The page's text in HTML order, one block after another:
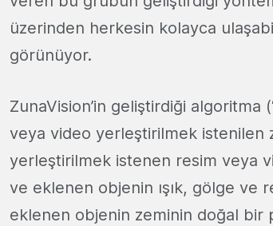
üzerinden herkesin kolayca
görünüyor.
ZunaVision’in geliştirdiği algoritma
veya video yerleştirilmek istenilen
yerleştirilmek istenen resim veya
ve eklenen objenin ışık, gölge ve
eklenen objenin zeminin doğal bir